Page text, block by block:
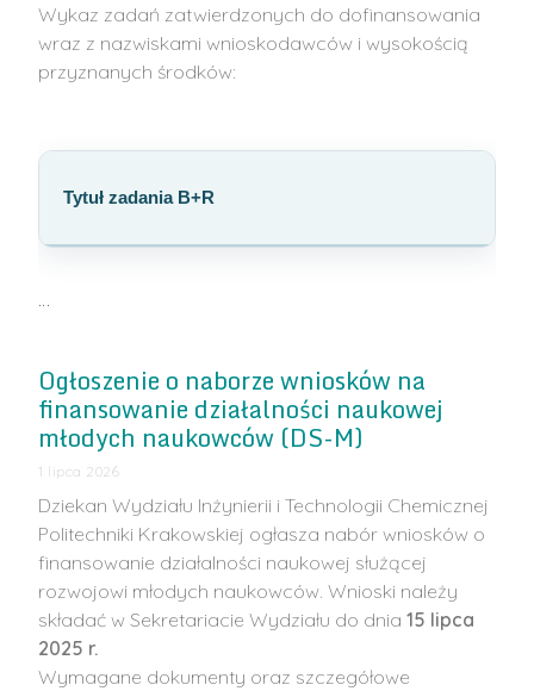
Wykaz zadań zatwierdzonych do dofinansowania
wraz z nazwiskami wnioskodawców i wysokością
przyznanych środków:
Tytuł zadania B+R
…
Ogłoszenie o naborze wniosków na
finansowanie działalności naukowej
młodych naukowców (DS-M)
1 lipca 2026
Dziekan Wydziału Inżynierii i Technologii Chemicznej
Politechniki Krakowskiej ogłasza nabór wniosków o
finansowanie działalności naukowej służącej
rozwojowi młodych naukowców. Wnioski należy
składać w Sekretariacie Wydziału do dnia15 lipca
2025 r.
Wymagane dokumenty oraz szczegółowe